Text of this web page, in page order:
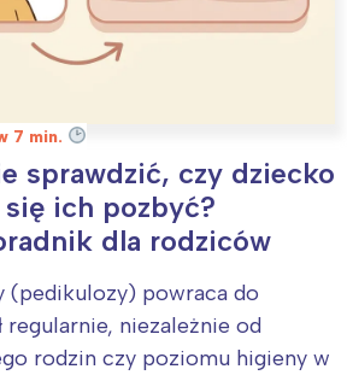
7 min.
sprawdzić, czy dziecko
ich pozbyć?
dla rodziców
(pedikulozy) powraca do
regularnie, niezależnie od
rodzin czy poziomu higieny w